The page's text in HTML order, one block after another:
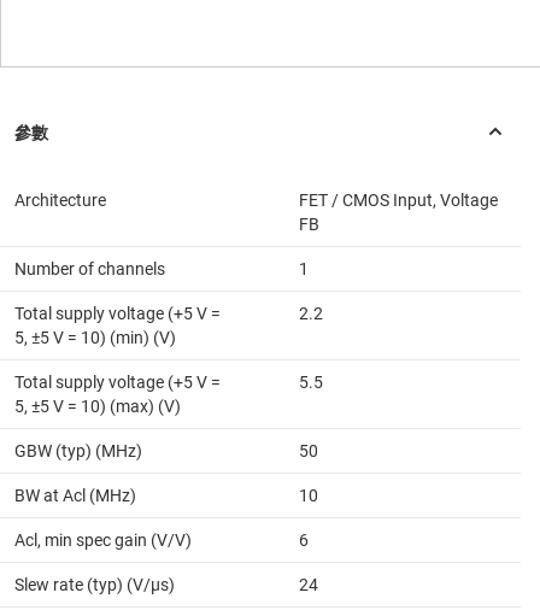
Architecture
FET / CMOS Input, Voltage
FB
Number of channels 1
Total supply voltage (+5 V =
5, ±5 V = 10) (min) (V)
2.2
Total supply voltage (+5 V =
5, ±5 V = 10) (max) (V)
5.5
GBW (typ) (MHz) 50
BW at Acl (MHz) 10
Acl, min spec gain (V/V) 6
Slew rate (typ) (V/µs) 24